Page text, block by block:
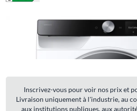
Inscrivez-vous pour voir nos prix et
Livraison uniquement à l'industrie, au
aux institutions publiques, aux